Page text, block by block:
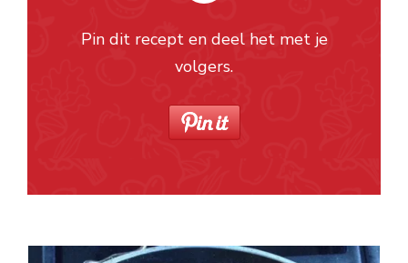
Pin dit recept en deel het met je
volgers.